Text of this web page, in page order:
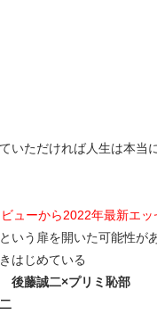
いただければ人生は本当
ューから2022年最新エ
いう扉を開いた可能性が
はじめている
後藤誠二×プリミ恥部